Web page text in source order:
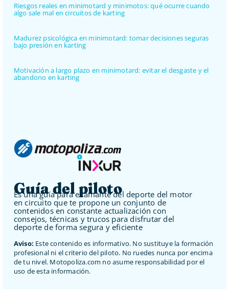
Riesgos reales en minimotard y minimotos: qué ocurre cuando
algo sale mal en circuitos de karting
Madurez psicológica en minimotard: tomar decisiones seguras
bajo presión en karting
Motivación a largo plazo en minimotard: evitar el desgaste y el
abandono en karting
Guía del piloto
Es una guía para el amante del deporte del motor
en circuito que te propone un conjunto de
contenidos en constante actualización con
consejos, técnicas y trucos para disfrutar del
deporte de forma segura y eficiente
Aviso: Este contenido es informativo. No sustituye la formación
profesional ni el criterio del piloto. No ruedes nunca por encima
de tu nivel. Motopoliza.com no asume responsabilidad por el
uso de esta información.